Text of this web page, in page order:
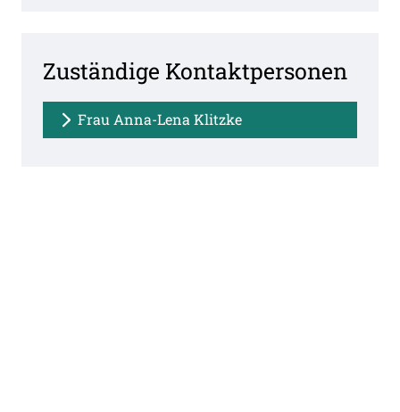
Zuständige Kontaktpersonen
Frau Anna-Lena Klitzke